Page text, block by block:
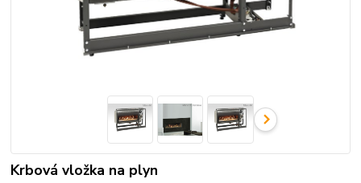
Krbová vložka na plyn